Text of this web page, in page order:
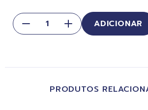
ADICIONAR
PRODUTOS